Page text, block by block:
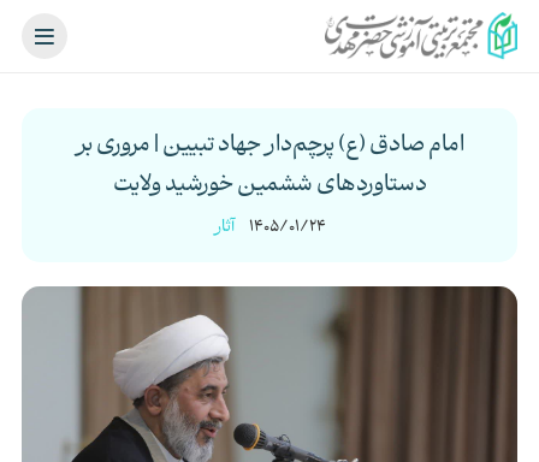
امام صادق (ع) پرچم‌دار جهاد تبیین | مروری بر
دستاورد‌های ششمین خورشید ولایت
1405/01/24 آثار